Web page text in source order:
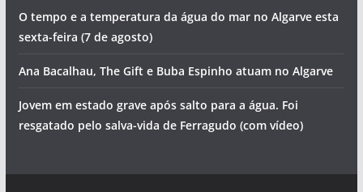
O tempo e a temperatura da água do mar no Algarve esta
sexta-feira (7 de agosto)
Ana Bacalhau, The Gift e Buba Espinho atuam no Algarve
Jovem em estado grave após salto para a água. Foi
resgatado pelo salva-vida de Ferragudo (com vídeo)